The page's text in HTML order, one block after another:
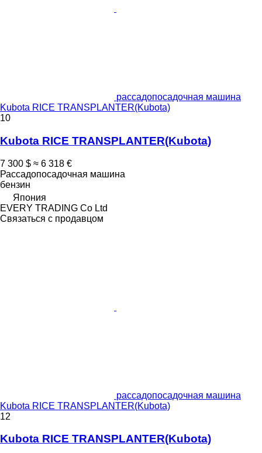
рассадопосадочная машина
Kubota RICE TRANSPLANTER(Kubota)
10
Kubota RICE TRANSPLANTER(Kubota)
7 300 $ ≈ 6 318 €
Рассадопосадочная машина
бензин
Япония
EVERY TRADING Co Ltd
Связаться с продавцом
рассадопосадочная машина
Kubota RICE TRANSPLANTER(Kubota)
12
Kubota RICE TRANSPLANTER(Kubota)